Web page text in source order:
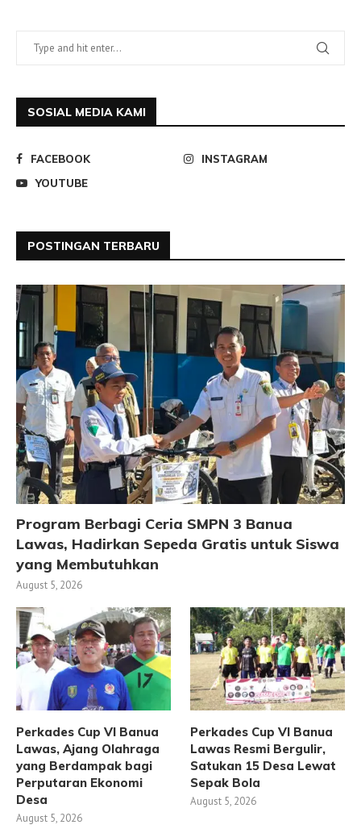
SOSIAL MEDIA KAMI
FACEBOOK
INSTAGRAM
YOUTUBE
POSTINGAN TERBARU
Program Berbagi Ceria SMPN 3 Banua
Lawas, Hadirkan Sepeda Gratis untuk Siswa
yang Membutuhkan
August 5, 2026
Perkades Cup VI Banua
Lawas, Ajang Olahraga
yang Berdampak bagi
Perputaran Ekonomi
Desa
August 5, 2026
Perkades Cup VI Banua
Lawas Resmi Bergulir,
Satukan 15 Desa Lewat
Sepak Bola
August 5, 2026